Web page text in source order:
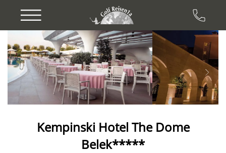
Previous Next
Kempinski Hotel The Dome
Belek*****